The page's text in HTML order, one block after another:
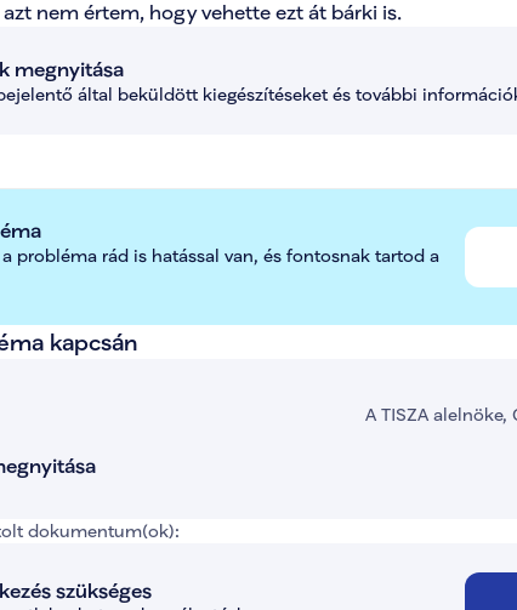
nem értem, hogy vehette ezt át bárki is.
megnyitása
által beküldött kiegészítéseket és további
probléma rád is hatással van, és fontosnak tartod a
kapcsán
A TISZA
dokumentum(ok):
szükséges